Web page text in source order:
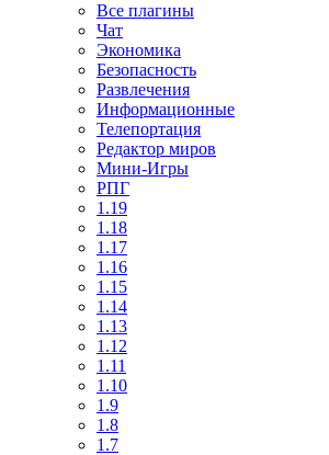
Все плагины
Чат
Экономика
Безопасность
Развлечения
Информационные
Телепортация
Редактор миров
Мини-Игры
РПГ
1.19
1.18
1.17
1.16
1.15
1.14
1.13
1.12
1.11
1.10
1.9
1.8
1.7